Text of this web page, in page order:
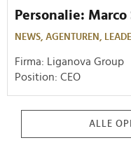
Personalie: Marco
NEWS, AGENTUREN,
Firma: Liganova Group
Position: CEO
ALLE